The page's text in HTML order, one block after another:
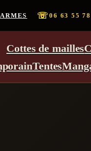
☏06 63 55
Cottes de mailles
Tentes